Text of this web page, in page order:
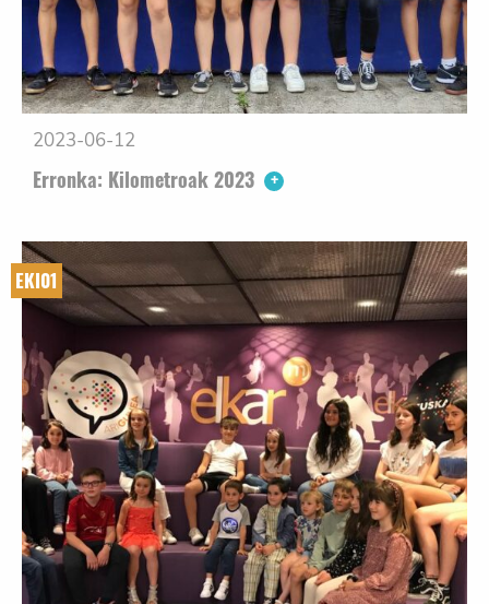
2023-06-12
Erronka: Kilometroak 2023
EKI01